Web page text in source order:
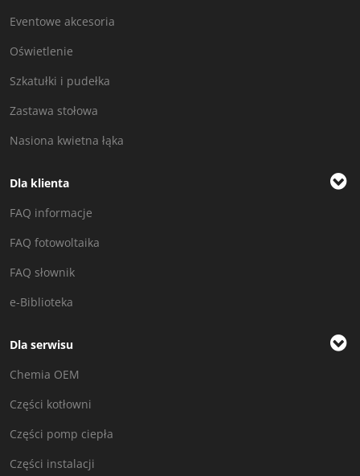
Eventowe akcesoria
Oświetlenie
Szkatułki i pudełka
Zastawa stołowa
Nasiona kwietna łąka
Dla klienta
FAQ informacje
FAQ fotowoltaika
FAQ słownik
e-Biblioteka
Dla serwisu
Chemia OEM
Części kotłowni
Części pomp ciepła
Części instalacji